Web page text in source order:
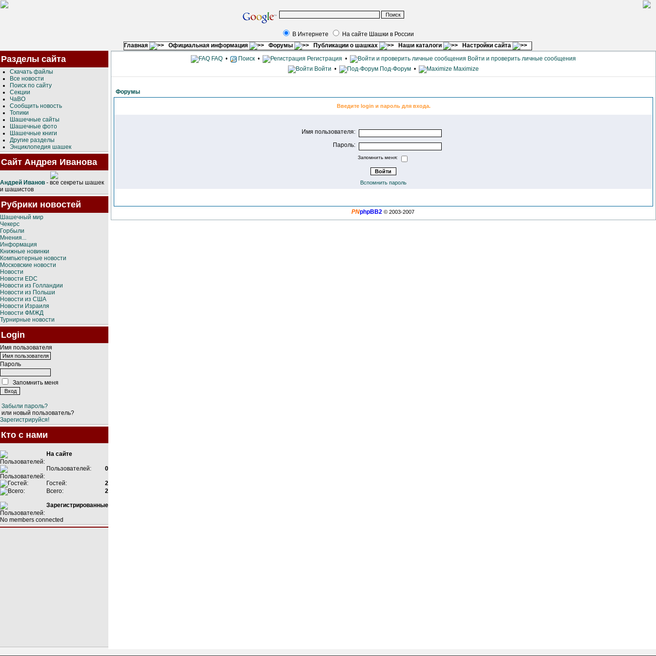
В Интернете
На сайте Шашки в России
Главная
Официальная информация Форумы Публикации о шашках Наши каталоги Настройки сайта
Разделы сайта
Скачать файлы
Все новости
Поиск по сайту
Секции
ЧаВО
Сообщить новость
Топики
Шашечные сайты
Шашечные фото
Шашечные книги
Другие разделы
Энциклопедия шашек
Сайт Андрея Иванова
Андрей Иванов - все секреты шашек
и шашистов
Рубрики новостей
Шашечный мир
Чекерс
Горбыли
Мнения...
Информация
Книжные новинки
Компьютерные новости
Московские новости
Новости
Новости EDC
Новости из Голландии
Новости из Польши
Новости из США
Новости Израиля
Новости ФМЖД
Турнирные новости
Login
Имя пользователя
Пароль
Запомнить меня
Забыли пароль?
или новый пользователь?
Зарегистрируйся!
Кто с нами
На сайте
Пользователей: 0
Гостей:
2
Всего:
2
Зарегистрированные
No members connected
FAQ • Поиск • Регистрация •
Войти и проверить личные сообщения
Войти • Под-Форум • Maximize
Форумы
Введите login и пароль для входа.
Имя пользователя:
Пароль:
Запомнить меня:
Вспомнить пароль
PNphpBB2 © 2003-2007